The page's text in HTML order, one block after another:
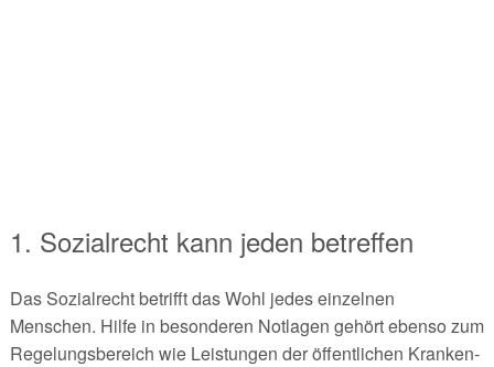
1. Sozialrecht kann jeden betreffen
Das Sozialrecht betrifft das Wohl jedes einzelnen
Menschen. Hilfe in besonderen Notlagen gehört ebenso zum
Regelungsbereich wie Leistungen der öffentlichen Kranken-